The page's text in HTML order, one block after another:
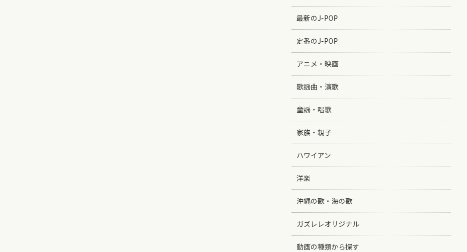
最新のJ-POP
定番のJ-POP
アニメ・映画
歌謡曲・演歌
童謡・唱歌
家族・親子
ハワイアン
洋楽
沖縄の歌・海の歌
ガズレレオリジナル
動画の種類から探す